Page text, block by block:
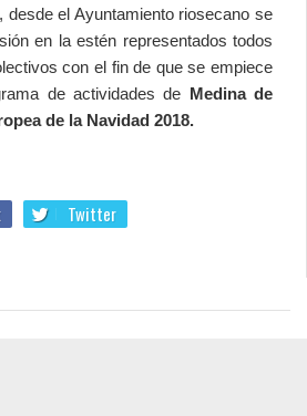
el Ayuntamiento riosecano se
en la estén representados todos
con el fin de que se empiece
de actividades de Medina de
de la Navidad 2018.
Twitter